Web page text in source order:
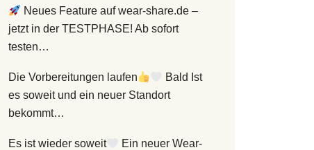
Neues Feature auf wear-share.de –
jetzt in der TESTPHASE! Ab sofort
testen…
Die Vorbereitungen laufen
Bald Ist
es soweit und ein neuer Standort
bekommt…
Es ist wieder soweit
Ein neuer Wear-